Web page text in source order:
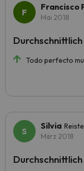
Francisco
Mai 2018
Todo perfecto
Durchschnittlich
Silvia
März 2018
Durchschnittlich